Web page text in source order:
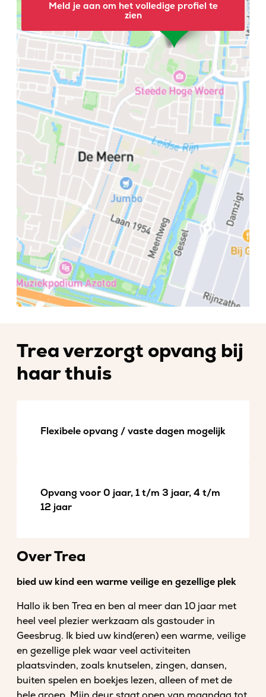
Meld je aan om het volledige profiel te
zien
Trea verzorgt opvang bij
haar thuis
Flexibele opvang / vaste dagen mogelijk
Opvang voor 0 jaar, 1 t/m 3 jaar, 4 t/m
12 jaar
Over Trea
bied uw kind een warme veilige en gezellige plek
Hallo ik ben Trea en ben al meer dan 10 jaar met
heel veel plezier werkzaam als gastouder in
Geesbrug. Ik bied uw kind(eren) een warme, veilige
en gezellige plek waar veel activiteiten
plaatsvinden, zoals knutselen, zingen, dansen,
buiten spelen en boekjes lezen, alleen of met de